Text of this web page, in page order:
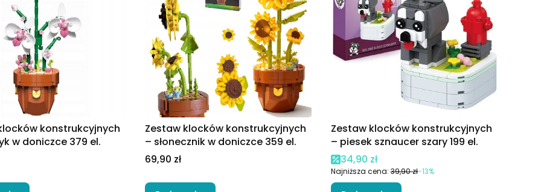
konstrukcyjnych
w doniczce 379 el.
Zestaw klocków konstrukcyjnych
– słonecznik w doniczce 359 el.
Cena
69,90 zł
Zestaw klocków konstrukcyjnych
– piesek sznaucer szary 199 el.
Cena promocyjna
34,90 zł
Najniższa cena: 39,90 zł-13%